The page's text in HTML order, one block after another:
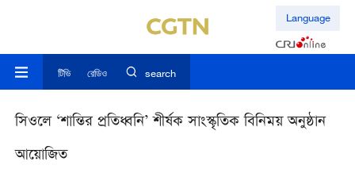
Language
টিভি রেডিও search
সিওলে ‘শান্তির প্রতিধ্বনি’ শীর্ষক সাংস্কৃতিক বিনিময় অনুষ্ঠান
আয়োজিত